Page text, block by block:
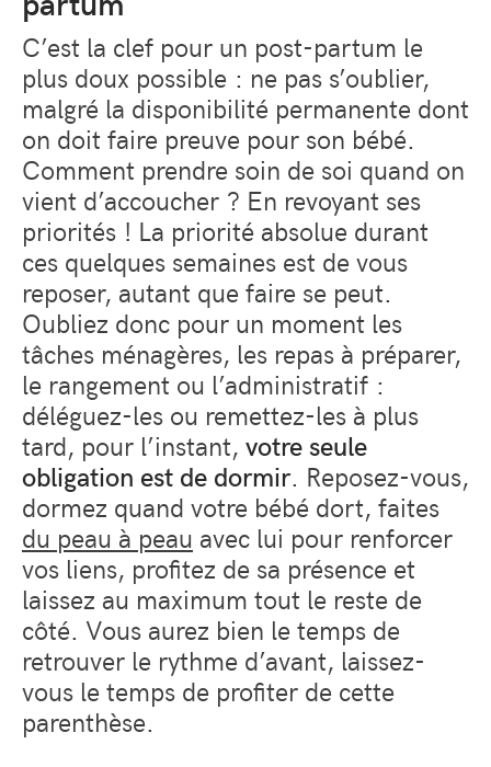
C’est la clef pour un post-partum le
plus doux possible : ne pas s’oublier,
malgré la disponibilité permanente dont
on doit faire preuve pour son bébé.
Comment prendre soin de soi quand on
vient d’accoucher ? En revoyant ses
priorités ! La priorité absolue durant
ces quelques semaines est de vous
reposer, autant que faire se peut.
Oubliez donc pour un moment les
tâches ménagères, les repas à préparer,
le rangement ou l’administratif :
déléguez-les ou remettez-les à plus
tard, pour l’instant, votre seule
obligation est de dormir. Reposez-vous,
dormez quand votre bébé dort, faites
du peau à peau avec lui pour renforcer
vos liens, profitez de sa présence et
laissez au maximum tout le reste de
côté. Vous aurez bien le temps de
retrouver le rythme d’avant, laissez-
vous le temps de profiter de cette
parenthèse.